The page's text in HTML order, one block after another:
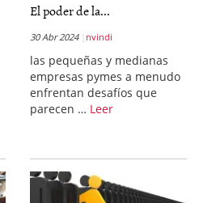
El poder de la...
30 Abr 2024 nvindi
las pequeñas y medianas
empresas pymes a menudo
enfrentan desafíos que
parecen … Leer